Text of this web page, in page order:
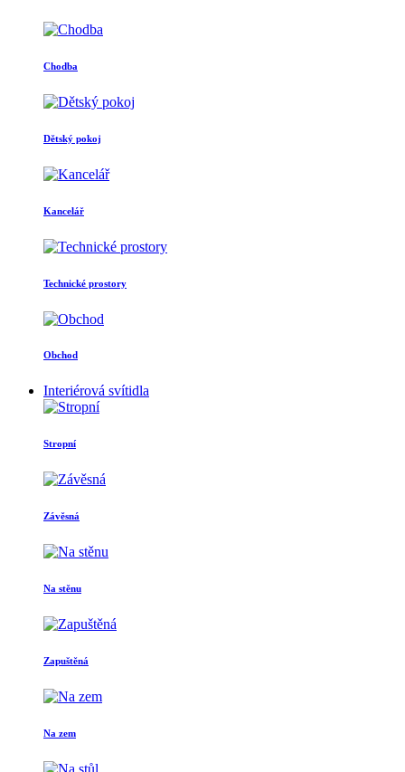
Chodba
Dětský pokoj
Kancelář
Technické prostory
Obchod
Interiérová svítidla
Stropní
Závěsná
Na stěnu
Zapuštěná
Na zem